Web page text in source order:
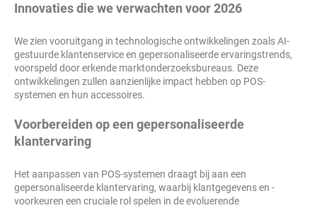
Innovaties die we verwachten voor 2026
We zien vooruitgang in technologische ontwikkelingen zoals AI-
gestuurde klantenservice en gepersonaliseerde ervaringstrends,
voorspeld door erkende marktonderzoeksbureaus. Deze
ontwikkelingen zullen aanzienlijke impact hebben op POS-
systemen en hun accessoires.
Voorbereiden op een gepersonaliseerde
klantervaring
Het aanpassen van POS-systemen draagt bij aan een
gepersonaliseerde klantervaring, waarbij klantgegevens en -
voorkeuren een cruciale rol spelen in de evoluerende